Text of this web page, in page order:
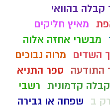
קבלה בהוואי
מאיץ חליקים
מבשרי אחזה אלוה
השדים
מרוה נבוכים
התודעה
ספר התניא
קבלה קדמונית רשבי
ב
שפחה או גבירה